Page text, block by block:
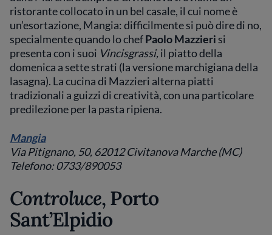
ristorante collocato in un bel casale, il cui nome è
un’esortazione, Mangia: difficilmente si può dire di no,
specialmente quando lo chefPaolo Mazzierisi
presenta con i suoi Vincisgrassi,il piatto della
domenica a sette strati (la versione marchigiana della
lasagna). La cucina di Mazzieri alterna piatti
tradizionali a guizzi di creatività, con una particolare
predilezione per la pasta ripiena.
Mangia
Via Pitignano, 50, 62012 Civitanova Marche (MC)
Telefono: 0733/890053
Controluce, Porto
Sant’Elpidio